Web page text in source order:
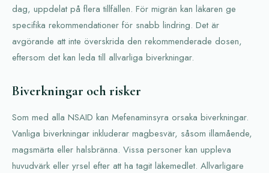
dag, uppdelat på flera tillfällen. För migrän kan läkaren ge
specifika rekommendationer för snabb lindring. Det är
avgörande att inte överskrida den rekommenderade dosen,
eftersom det kan leda till allvarliga biverkningar.
Biverkningar och risker
Som med alla NSAID kan Mefenaminsyra orsaka biverkningar.
Vanliga biverkningar inkluderar magbesvär, såsom illamående,
magsmärta eller halsbränna. Vissa personer kan uppleva
huvudvärk eller yrsel efter att ha tagit läkemedlet. Allvarligare